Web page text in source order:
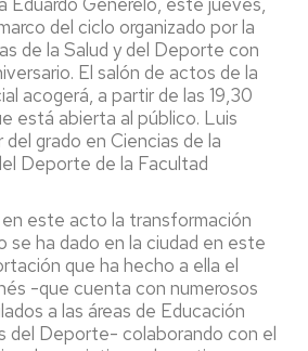
del ciclo organizado por la
de la Salud y del Deporte con
El salón de actos de la
acogerá, a partir de las 19,30
está abierta al público. Luis
del grado en Ciencias de la
Deporte de la Facultad
este acto la transformación
se ha dado en la ciudad en este
que ha hecho a ella el
-que cuenta con numerosos
a las áreas de Educación
del Deporte- colaborando con el